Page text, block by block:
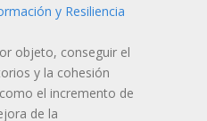
y Resiliencia
objeto, conseguir el
y la cohesión
el incremento de
de la